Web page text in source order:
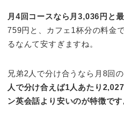
月4回コースなら月3,036円と最
759円と、カフェ1杯分の料金
るなんて安すぎますね。
兄弟2人で分け合うなら月8回
人で分け合えば1人あたり
ン英会話より安いのが特徴です